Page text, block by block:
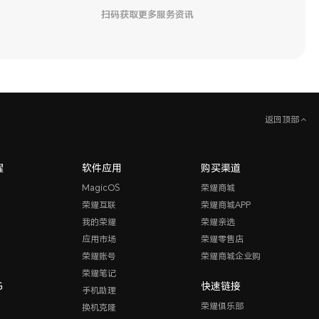
扫码获取更多服务资讯
返回顶部
软件应用
MagicOS
荣耀互联
我的荣耀
应用市场
荣耀账号
荣耀笔记
手机助理
换机克隆
购买渠道
荣耀商城
荣耀商城APP
荣耀亲选
荣耀零售店
荣耀商城企业购
快速链接
荣耀俱乐部